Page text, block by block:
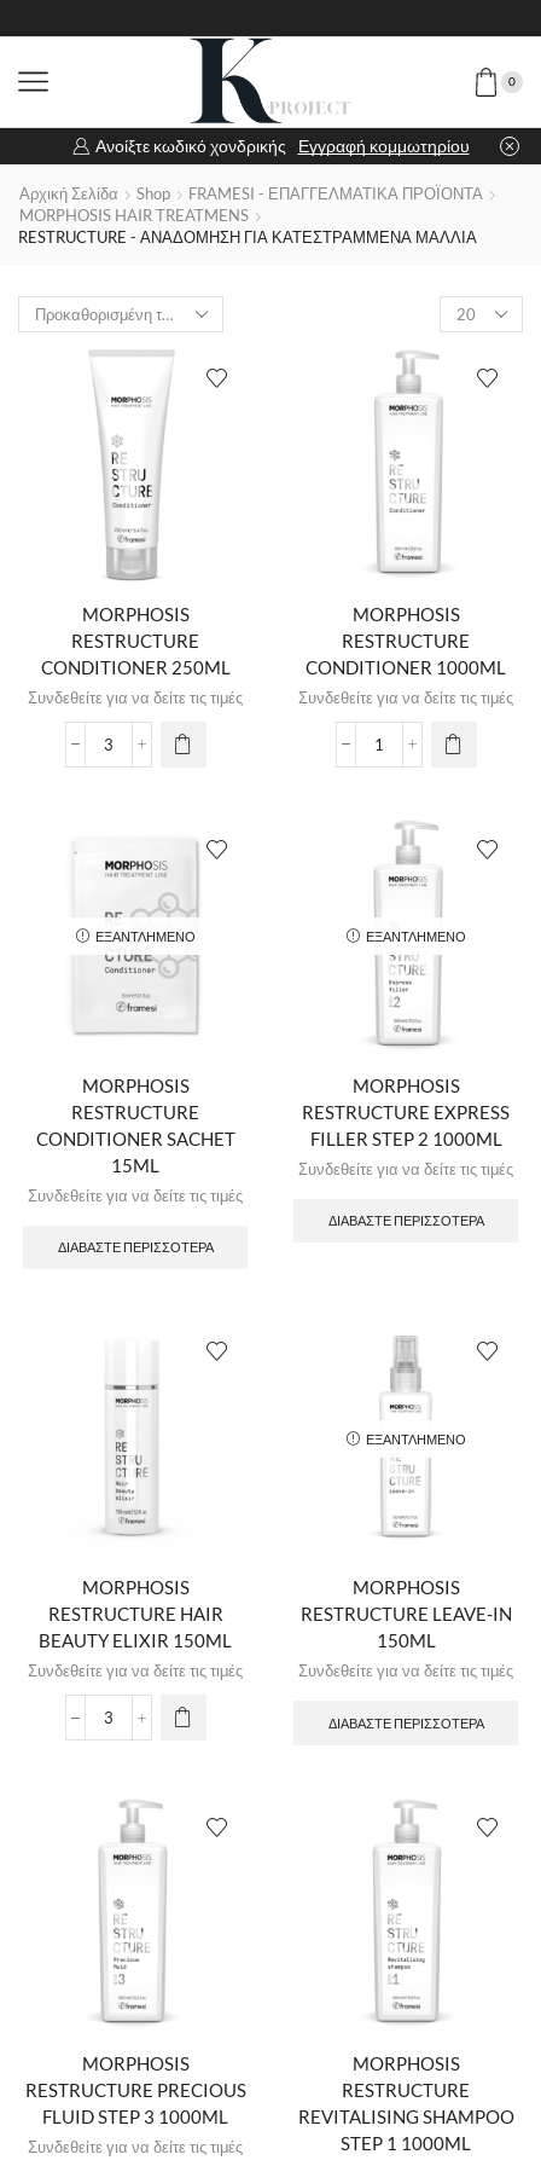
0
Ανοίξτε κωδικό χονδρικής Εγγραφή κομμωτηρίου
Αρχική Σελίδα Shop
FRAMESI - ΕΠΑΓΓΕΛΜΑΤΙΚΑ ΠΡΟΪΟΝΤΑ
MORPHOSIS HAIR TREATMENS
RESTRUCTURE - ΑΝΑΔΟΜΗΣΗ ΓΙΑ ΚΑΤΕΣΤΡΑΜΜΕΝΑ ΜΑΛΛΙΑ
MORPHOSIS
RESTRUCTURE
CONDITIONER 250ML
Συνδεθείτε για να δείτε τις τιμές
MORPHOSIS
RESTRUCTURE
CONDITIONER 1000ML
Συνδεθείτε για να δείτε τις τιμές
ΕΞΑΝΤΛΗΜΈΝΟ
MORPHOSIS
RESTRUCTURE
CONDITIONER SACHET
15ML
Συνδεθείτε για να δείτε τις τιμές
ΔΙΑΒΆΣΤΕ ΠΕΡΙΣΣΌΤΕΡΑ
ΕΞΑΝΤΛΗΜΈΝΟ
MORPHOSIS
RESTRUCTURE EXPRESS
FILLER STEP 2 1000ML
Συνδεθείτε για να δείτε τις τιμές
ΔΙΑΒΆΣΤΕ ΠΕΡΙΣΣΌΤΕΡΑ
MORPHOSIS
RESTRUCTURE HAIR
BEAUTY ELIXIR 150ML
Συνδεθείτε για να δείτε τις τιμές
ΕΞΑΝΤΛΗΜΈΝΟ
MORPHOSIS
RESTRUCTURE LEAVE-IN
150ML
Συνδεθείτε για να δείτε τις τιμές
ΔΙΑΒΆΣΤΕ ΠΕΡΙΣΣΌΤΕΡΑ
MORPHOSIS
RESTRUCTURE PRECIOUS
FLUID STEP 3 1000ML
Συνδεθείτε για να δείτε τις τιμές
MORPHOSIS
RESTRUCTURE
REVITALISING SHAMPOO
STEP 1 1000ML